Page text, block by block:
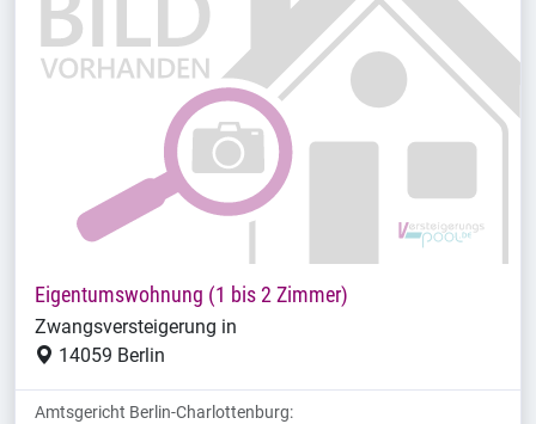
Eigentumswohnung (1 bis 2 Zimmer)
Zwangsversteigerung in
14059 Berlin
Amtsgericht Berlin-Charlottenburg: